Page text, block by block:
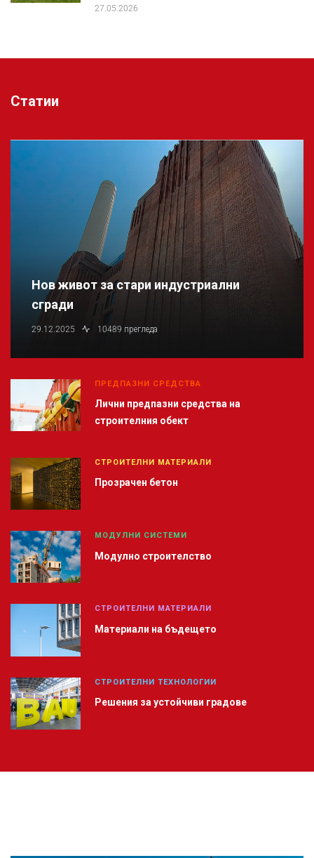
27.05.2026
Статии
Нов живот за стари индустриални
сгради
29.12.2025 10489 прегледа
ПРЕДПАЗНИ СРЕДСТВА
Лични предпазни средства на
строителния обект
СТРОИТЕЛНИ МАТЕРИАЛИ
Прозрачен бетон
МОДУЛНИ СИСТЕМИ
Модулно строителство
СТРОИТЕЛНИ МАТЕРИАЛИ
Материали на бъдещето
СТРОИТЕЛНИ ТЕХНОЛОГИИ
Решения за устойчиви градове